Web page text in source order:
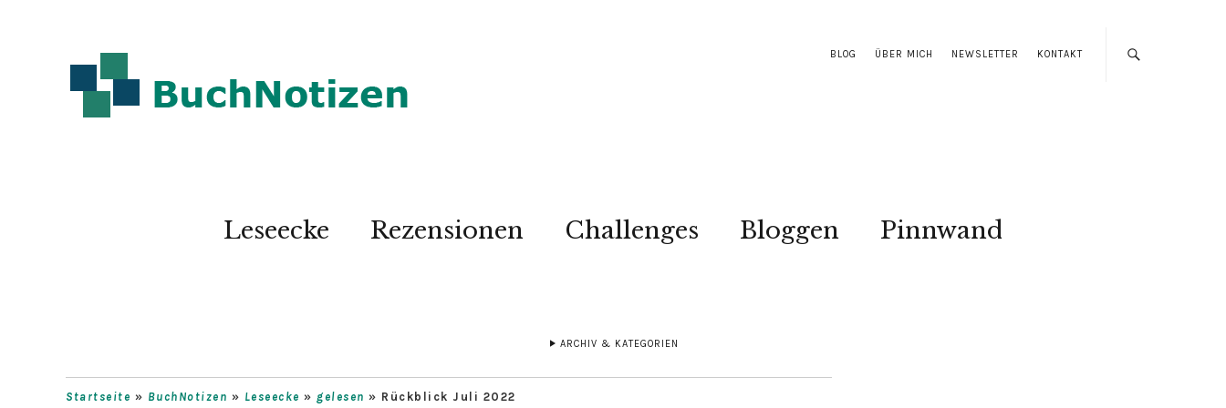
BLOG ÜBER MICH NEWSLETTER KONTAKT
Leseecke Rezensionen Challenges Bloggen Pinnwand
ARCHIV & KATEGORIEN
Startseite » BuchNotizen » Leseecke » gelesen » Rückblick Juli 2022